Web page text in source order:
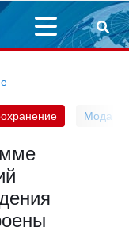
Мода